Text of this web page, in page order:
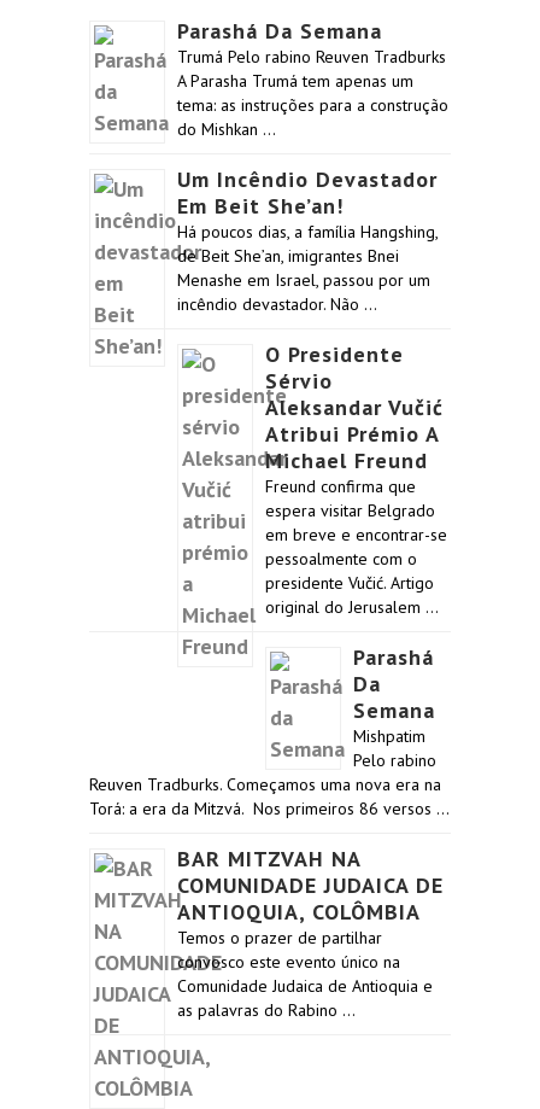
Parashá Da Semana
Trumá Pelo rabino Reuven Tradburks
A Parasha Trumá tem apenas um
tema: as instruções para a construção
do Mishkan …
Um Incêndio Devastador
Em Beit She’an!
Há poucos dias, a família Hangshing,
de Beit She’an, imigrantes Bnei
Menashe em Israel, passou por um
incêndio devastador. Não …
O Presidente
Sérvio
Aleksandar Vučić
Atribui Prémio A
Michael Freund
Freund confirma que
espera visitar Belgrado
em breve e encontrar-se
pessoalmente com o
presidente Vučić. Artigo
original do Jerusalem …
Parashá
Da
Semana
Mishpatim
Pelo rabino
Reuven Tradburks. Começamos uma nova era na
Torá: a era da Mitzvá. Nos primeiros 86 versos …
BAR MITZVAH NA
COMUNIDADE JUDAICA DE
ANTIOQUIA, COLÔMBIA
Temos o prazer de partilhar
convosco este evento único na
Comunidade Judaica de Antioquia e
as palavras do Rabino …